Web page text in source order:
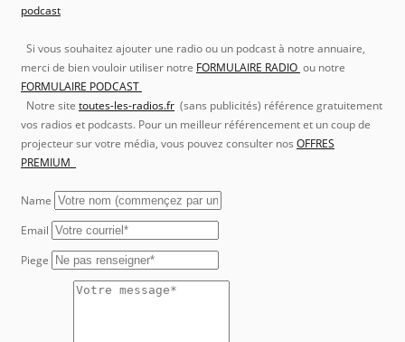
podcast
Si vous souhaitez ajouter une radio ou un podcast à notre annuaire,
merci de bien vouloir utiliser notre FORMULAIRE RADIO ou notre
FORMULAIRE PODCAST
Notre site toutes-les-radios.fr (sans publicités) référence gratuitement
vos radios et podcasts. Pour un meilleur référencement et un coup de
projecteur sur votre média, vous pouvez consulter nos OFFRES
PREMIUM
Name
Email
Piege